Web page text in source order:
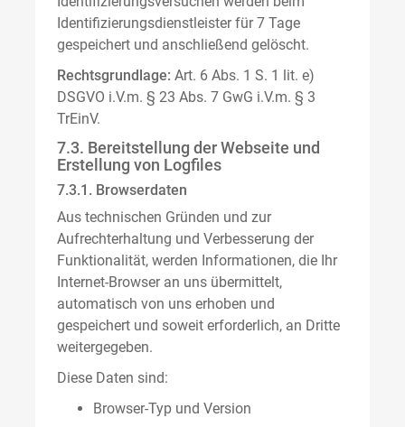
Identifizierungsdienstleister für 7 Tage
gespeichert und anschließend gelöscht.
Rechtsgrundlage: Art. 6 Abs. 1 S. 1 lit. e)
DSGVO i.V.m. § 23 Abs. 7 GwG i.V.m. § 3
TrEinV.
7.3. Bereitstellung der Webseite und
Erstellung von Logfiles
7.3.1. Browserdaten
Aus technischen Gründen und zur
Aufrechterhaltung und Verbesserung der
Funktionalität, werden Informationen, die Ihr
Internet-Browser an uns übermittelt,
automatisch von uns erhoben und
gespeichert und soweit erforderlich, an Dritte
weitergegeben.
Diese Daten sind:
Browser-Typ und Version